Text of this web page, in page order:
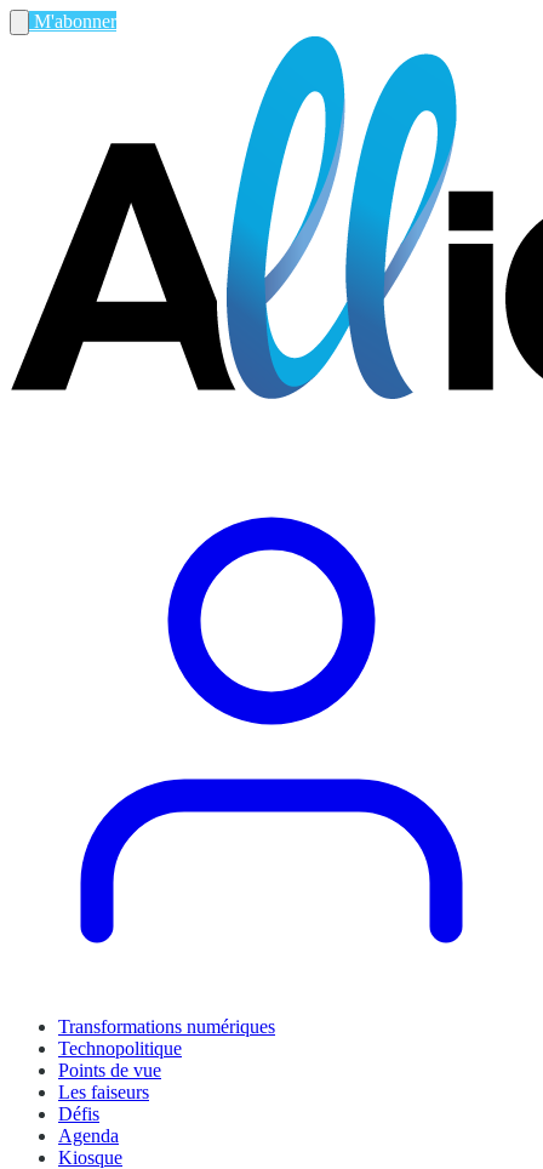
M'abonner
Transformations numériques
Technopolitique
Points de vue
Les faiseurs
Défis
Agenda
Kiosque